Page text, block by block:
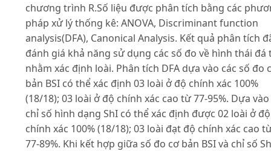
chương trình R.Số liệu được phân tích bằng các
pháp xử lý thống kê: ANOVA, Discriminant function
analysis(DFA), Canonical Analysis. Kết quả phân tích
đánh giá khả năng sử dụng các số đo về hình thái đá
nhằm xác định loài. Phân tích DFA dựa vào các số đo
bản BSI có thể xác định 03 loài ở độ chính xác 100%
(18/18); 03 loài ở độ chính xác cao từ 77-95%. Dựa vào
chỉ số hình dạng ShI có thể xác định được 02 loài ở độ
chính xác 100% (18/18); 03 loài đạt độ chính xác cao
77-89%. Khi kết hợp giữa số đo cơ bản BSI và chỉ số